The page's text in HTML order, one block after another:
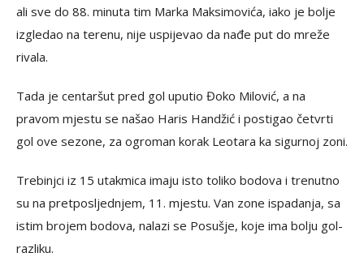
ali sve do 88. minuta tim Marka Maksimovića, iako je bolje
izgledao na terenu, nije uspijevao da nađe put do mreže
rivala.
Tada je centaršut pred gol uputio Đoko Milović, a na
pravom mjestu se našao Haris Handžić i postigao četvrti
gol ove sezone, za ogroman korak Leotara ka sigurnoj zoni.
Trebinjci iz 15 utakmica imaju isto toliko bodova i trenutno
su na pretposljednjem, 11. mjestu. Van zone ispadanja, sa
istim brojem bodova, nalazi se Posušje, koje ima bolju gol-
razliku.